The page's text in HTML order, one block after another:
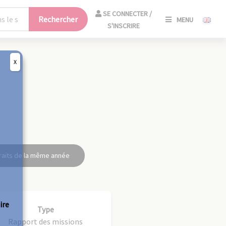
Rechercher
SE CONNECTER /
S'INSCRIRE
MENU
de la même année
Type
Rapport des missions
X